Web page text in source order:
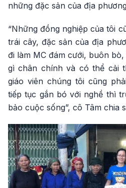
những đặc sản của địa
“Những đồng nghiệp của tôi
trái cây, đặc sản của địa
đi làm MC đám cưới, buôn
gì chân chính và có thể cải
giáo viên chúng tôi cũng
tiếp tục gắn bó với nghề thì
bảo cuộc sống”, cô Tâm chia